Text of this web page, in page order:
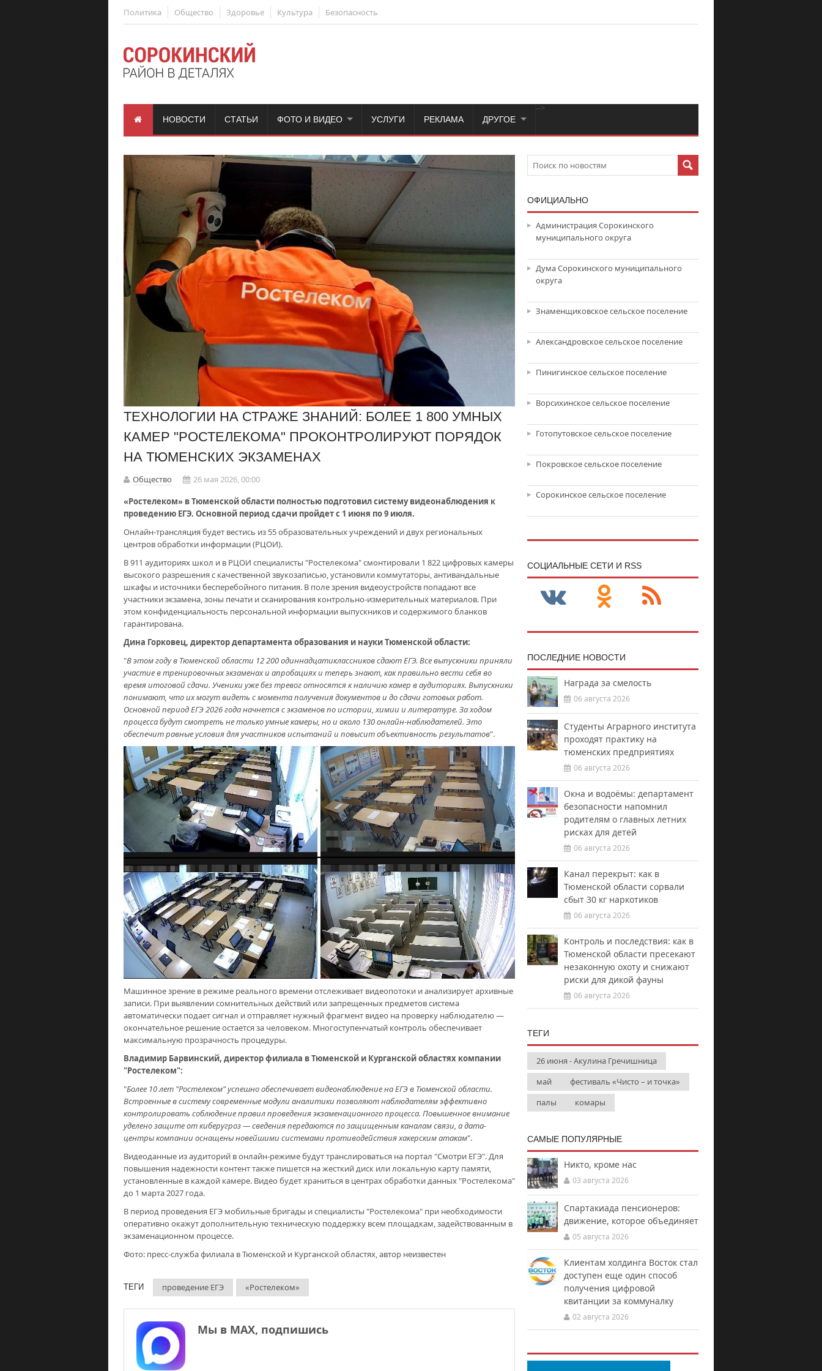
Политика Общество Здоровье Культура Безопасность
НОВОСТИ СТАТЬИ
-->
ФОТО И ВИДЕО УСЛУГИ РЕКЛАМА ДРУГОЕ
ТЕХНОЛОГИИ НА СТРАЖЕ ЗНАНИЙ: БОЛЕЕ 1 800 УМНЫХ
КАМЕР "РОСТЕЛЕКОМА" ПРОКОНТРОЛИРУЮТ ПОРЯДОК
НА ТЮМЕНСКИХ ЭКЗАМЕНАХ
Общество
26 мая 2026, 00:00
«Ростелеком» в Тюменской области полностью подготовил систему видеонаблюдения к
проведению ЕГЭ. Основной период сдачи пройдет с 1 июня по 9 июля.
Онлайн-трансляция будет вестись из 55 образовательных учреждений и двух региональных
центров обработки информации (РЦОИ).
В 911 аудиториях школ и в РЦОИ специалисты "Ростелекома" смонтировали 1 822 цифровых камеры
высокого разрешения с качественной звукозаписью, установили коммутаторы, антивандальные
шкафы и источники бесперебойного питания. В поле зрения видеоустройств попадают все
участники экзамена, зоны печати и сканирования контрольно-измерительных материалов. При
этом конфиденциальность персональной информации выпускников и содержимого бланков
гарантирована.
Дина Горковец, директор департамента образования и науки Тюменской области:
"В этом году в Тюменской области 12 200 одиннадцатиклассников сдают ЕГЭ. Все выпускники приняли
участие в тренировочных экзаменах и апробациях и теперь знают, как правильно вести себя во
время итоговой сдачи. Ученики уже без тревог относятся к наличию камер в аудиториях. Выпускники
понимают, что их могут видеть с момента получения документов и до сдачи готовых работ.
Основной период ЕГЭ 2026 года начнется с экзаменов по истории, химии и литературе. За ходом
процесса будут смотреть не только умные камеры, но и около 130 онлайн-наблюдателей. Это
обеспечит равные условия для участников испытаний и повысит объективность результатов".
Машинное зрение в режиме реального времени отслеживает видеопотоки и анализирует архивные
записи. При выявлении сомнительных действий или запрещенных предметов система
автоматически подает сигнал и отправляет нужный фрагмент видео на проверку наблюдателю —
окончательное решение остается за человеком. Многоступенчатый контроль обеспечивает
максимальную прозрачность процедуры.
Владимир Барвинский, директор филиала в Тюменской и Курганской областях компании
"Ростелеком":
"Более 10 лет "Ростелеком" успешно обеспечивает видеонаблюдение на ЕГЭ в Тюменской области.
Встроенные в систему современные модули аналитики позволяют наблюдателям эффективно
контролировать соблюдение правил проведения экзаменационного процесса. Повышенное внимание
уделено защите от киберугроз — сведения передаются по защищенным каналам связи, а дата-
центры компании оснащены новейшими системами противодействия хакерским атакам".
Видеоданные из аудиторий в онлайн-режиме будут транслироваться на портал "Смотри ЕГЭ". Для
повышения надежности контент также пишется на жесткий диск или локальную карту памяти,
установленные в каждой камере. Видео будет храниться в центрах обработки данных "Ростелекома"
до 1 марта 2027 года.
В период проведения ЕГЭ мобильные бригады и специалисты "Ростелекома" при необходимости
оперативно окажут дополнительную техническую поддержку всем площадкам, задействованным в
экзаменационном процессе.
Фото: пресс-служба филиала в Тюменской и Курганской областях, автор неизвестен
ТЕГИ проведение ЕГЭ «Ростелеком»
Мы в МАХ, подпишись
ОФИЦИАЛЬНО
Администрация Сорокинского
муниципального округа
Дума Сорокинского муниципального
округа
Знаменщиковское сельское поселение
Александровское сельское поселение
Пинигинское сельское поселение
Ворсихинское сельское поселение
Готопутовское сельское поселение
Покровское сельское поселение
Сорокинское сельское поселение
CОЦИАЛЬНЫЕ СЕТИ И RSS
ПОСЛЕДНИЕ НОВОСТИ
Награда за смелость
06 августа 2026
Студенты Аграрного института
проходят практику на
тюменских предприятиях
06 августа 2026
Окна и водоёмы: департамент
безопасности напомнил
родителям о главных летних
рисках для детей
06 августа 2026
Канал перекрыт: как в
Тюменской области сорвали
сбыт 30 кг наркотиков
06 августа 2026
Контроль и последствия: как в
Тюменской области пресекают
незаконную охоту и снижают
риски для дикой фауны
06 августа 2026
ТЕГИ
26 июня - Акулина Гречишница
май
фестиваль «Чисто – и точка»
палы
комары
САМЫЕ ПОПУЛЯРНЫЕ
Никто, кроме нас
03 августа 2026
Спартакиада пенсионеров:
движение, которое объединяет
05 августа 2026
Клиентам холдинга Восток стал
доступен еще один способ
получения цифровой
квитанции за коммуналку
02 августа 2026